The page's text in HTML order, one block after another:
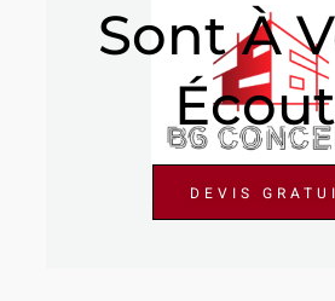
Sont À
DEVIS